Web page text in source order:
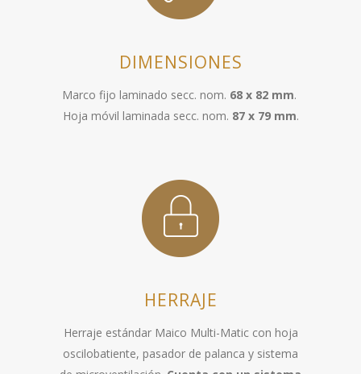
DIMENSIONES
Marco fijo laminado secc. nom. 68 x 82 mm.
Hoja móvil laminada secc. nom. 87 x 79 mm.
HERRAJE
Herraje estándar Maico Multi-Matic con hoja
oscilobatiente, pasador de palanca y sistema